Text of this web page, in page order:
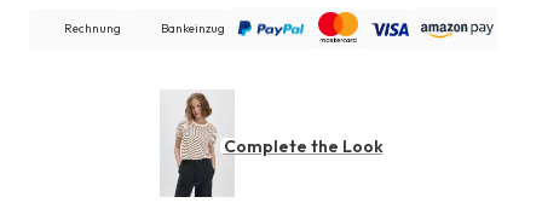
Rechnung Bankeinzug
Complete the Look